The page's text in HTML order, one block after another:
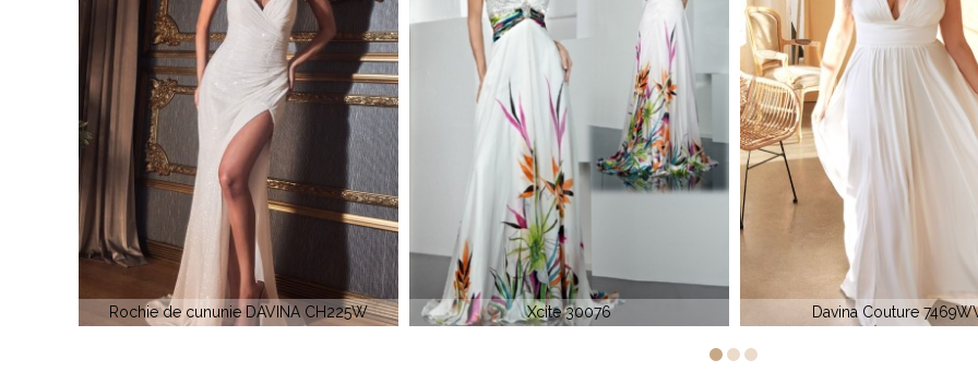
Xcite 30076 Davina Couture 7469WW Le Gala Tony Bowls